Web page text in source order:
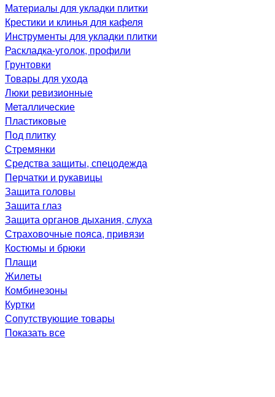
Материалы для укладки плитки
Крестики и клинья для кафеля
Инструменты для укладки плитки
Раскладка-уголок, профили
Грунтовки
Товары для ухода
Люки ревизионные
Металлические
Пластиковые
Под плитку
Стремянки
Средства защиты, спецодежда
Перчатки и рукавицы
Защита головы
Защита глаз
Защита органов дыхания, слуха
Страховочные пояса, привязи
Костюмы и брюки
Плащи
Жилеты
Комбинезоны
Куртки
Сопутствующие товары
Показать все